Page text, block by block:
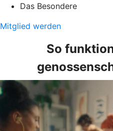
Das Besondere
Mitglied werden
So